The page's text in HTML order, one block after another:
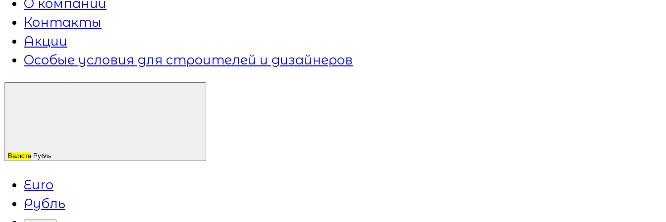
О компании
Контакты
Акции
Особые условия для строителей и дизайнеров
Валюта Рубль
Euro
Рубль